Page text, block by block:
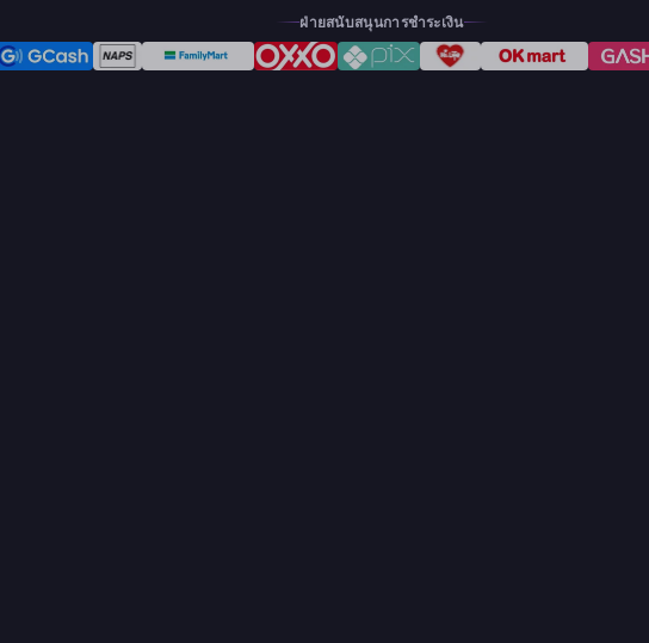
ฝ่ายสนับสนุนการชำระเงิน